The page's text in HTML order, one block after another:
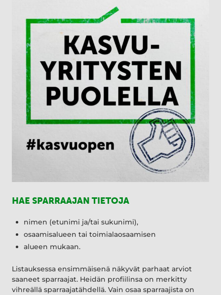
HAE SPARRAAJAN TIETOJA
nimen (etunimi ja/tai sukunimi),
osaamisalueen tai toimialaosaamisen
alueen mukaan.
Listauksessa ensimmäisenä näkyvät parhaat arviot
saaneet sparraajat. Heidän profiilinsa on merkitty
vihreällä sparraajatähdellä. Vain osaa sparraajista on